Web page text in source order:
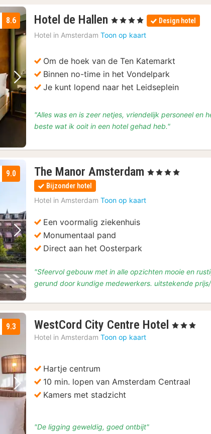
Volgende foto
8.6 Hotel de Hallen 1
nacht
vanaf
€
116,44
, 4 Sterren Design hotel
Hotel in Amsterdam Toon op kaart
Om de hoek van de Ten Katemarkt
Binnen no-time in het Vondelpark
Je kunt lopend naar het Leidseplein
"Alles was en is zeer netjes, vriendelijk personeel en
beste wat ik ooit in een hotel gehad heb."
Volgende foto
9.0 The Manor Amsterdam 1
, 4 Sterren
Bijzonder hotel
Hotel in Amsterdam Toon op kaart
Een voormalig ziekenhuis
Monumentaal pand
Direct aan het Oosterpark
"Sfeervol gebouw met in alle opzichten mooie en
gerund door kundige medewerkers. uitstekende
Volgende foto
9.3 WestCord City Centre Hotel 1
, 3 Sterren
Hotel in Amsterdam Toon op kaart
Hartje centrum
10 min. lopen van Amsterdam Centraal
Kamers met stadzicht
"De ligging geweldig, goed ontbijt"